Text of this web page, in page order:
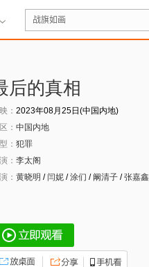
后的真相
： 2023年08月25日(中国内地)
： 中国内地
： 犯罪
： 李太阁
： 黄晓明 / 闫妮 /涂们 / 阚清子 /张嘉鑫